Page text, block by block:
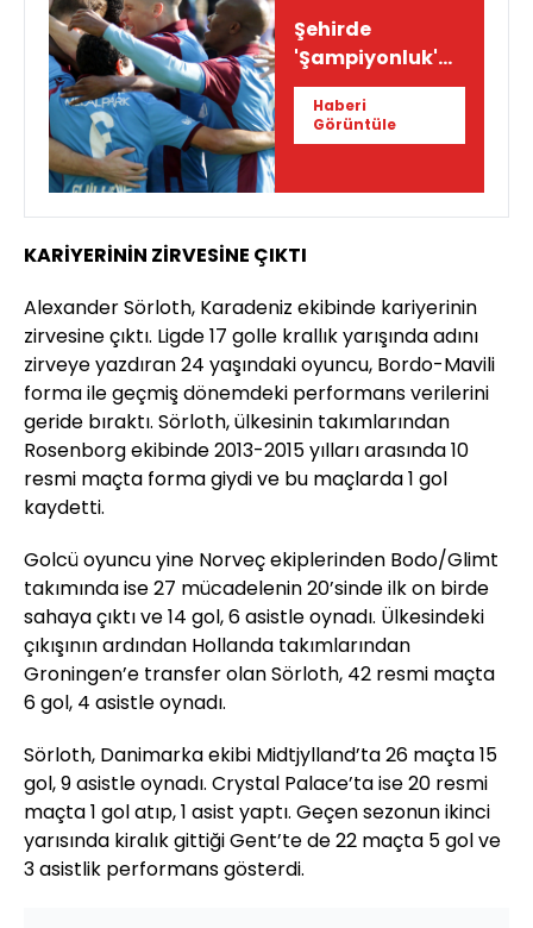
Şehirde
'Şampiyonluk'
sesleri!
Haberi
Görüntüle
KARİYERİNİN ZİRVESİNE ÇIKTI
Alexander Sörloth, Karadeniz ekibinde kariyerinin
zirvesine çıktı. Ligde 17 golle krallık yarışında adını
zirveye yazdıran 24 yaşındaki oyuncu, Bordo-Mavili
forma ile geçmiş dönemdeki performans verilerini
geride bıraktı. Sörloth, ülkesinin takımlarından
Rosenborg ekibinde 2013-2015 yılları arasında 10
resmi maçta forma giydi ve bu maçlarda 1 gol
kaydetti.
Golcü oyuncu yine Norveç ekiplerinden Bodo/Glimt
takımında ise 27 mücadelenin 20’sinde ilk on birde
sahaya çıktı ve 14 gol, 6 asistle oynadı. Ülkesindeki
çıkışının ardından Hollanda takımlarından
Groningen’e transfer olan Sörloth, 42 resmi maçta
6 gol, 4 asistle oynadı.
Sörloth, Danimarka ekibi Midtjylland’ta 26 maçta 15
gol, 9 asistle oynadı. Crystal Palace’ta ise 20 resmi
maçta 1 gol atıp, 1 asist yaptı. Geçen sezonun ikinci
yarısında kiralık gittiği Gent’te de 22 maçta 5 gol ve
3 asistlik performans gösterdi.